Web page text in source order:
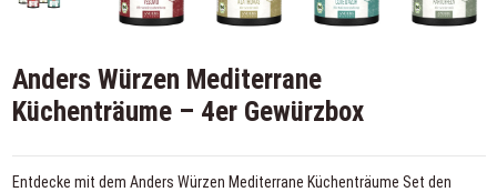
Anders Würzen Mediterrane
Küchenträume – 4er Gewürzbox
Entdecke mit dem Anders Würzen Mediterrane Küchenträume Set den